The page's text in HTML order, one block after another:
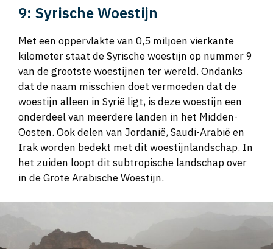
9: Syrische Woestijn
Met een oppervlakte van 0,5 miljoen vierkante
kilometer staat de Syrische woestijn op nummer 9
van de grootste woestijnen ter wereld. Ondanks
dat de naam misschien doet vermoeden dat de
woestijn alleen in Syrië ligt, is deze woestijn een
onderdeel van meerdere landen in het Midden-
Oosten. Ook delen van Jordanië, Saudi-Arabië en
Irak worden bedekt met dit woestijnlandschap. In
het zuiden loopt dit subtropische landschap over
in de Grote Arabische Woestijn.